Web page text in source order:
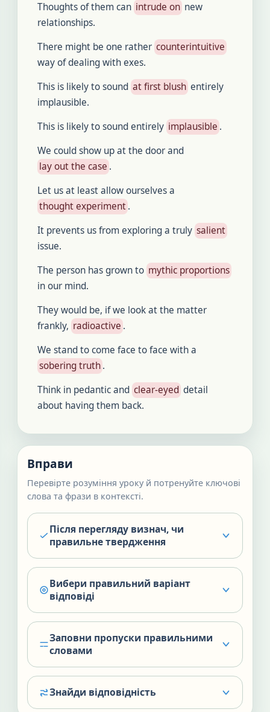
Thoughts of them can intrude on new
relationships.
There might be one rather counterintuitive
way of dealing with exes.
This is likely to sound at first blush entirely
implausible.
This is likely to sound entirely implausible .
We could show up at the door and
lay out the case .
Let us at least allow ourselves a
thought experiment.
It prevents us from exploring a truly salient
issue.
The person has grown to mythic proportions
in our mind.
They would be, if we look at the matter
frankly, radioactive .
We stand to come face to face with a
sobering truth.
Think in pedantic and clear-eyed detail
about having them back.
Вправи
Перевірте розуміння уроку й потренуйте ключові
слова та фрази в контексті.
Після перегляду визнач, чи
правильне твердження
Вибери правильний варіант
відповіді
Заповни пропуски правильними
словами
Знайди відповідність